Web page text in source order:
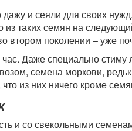
и сеяли для своих
таких семян на
втором поколении – уже
Даже специально стиму
семена моркови,
из них ничего кроме
и со свекольными